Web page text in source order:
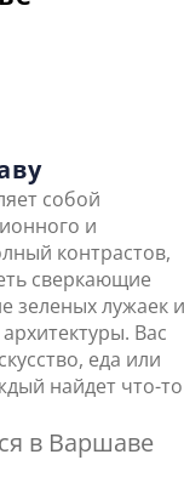
собой
и
контрастов,
сверкающие
зеленых лужаек и
Вас
еда или
найдет что-то
в Варшаве